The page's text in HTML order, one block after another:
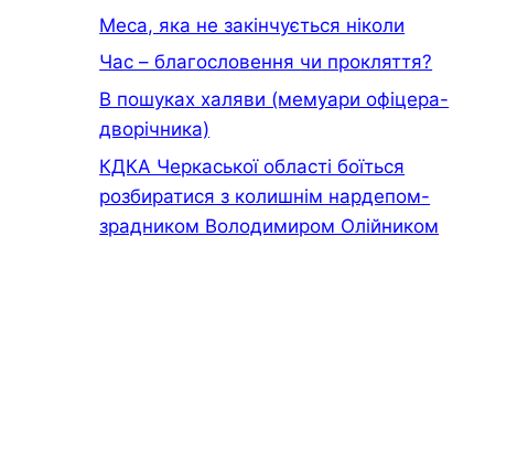
Меса, яка не закінчується ніколи
Час – благословення чи прокляття?
В пошуках халяви (мемуари офiцера-
дворiчника)
КДКА Черкаської області боїться
розбиратися з колишнім нардепом-
зрадником Володимиром Олійником